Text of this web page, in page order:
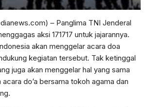
– Panglima TNI Jenderal
aksi 171717 untuk jajarannya.
akan menggelar acara doa
kegiatan tersebut. Tak ketinggal
juga akan menggelar hal yang sama
do’a bersama tokoh agama dan